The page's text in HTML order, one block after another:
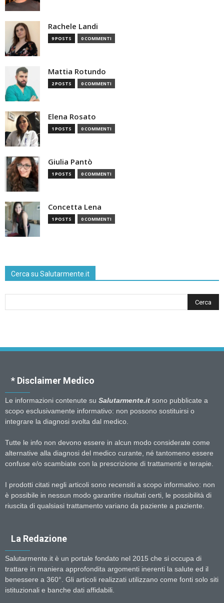
Rachele Landi
9 POSTS 0 COMMENTI
Mattia Rotundo
2 POSTS 0 COMMENTI
Elena Rosato
1 POSTS 0 COMMENTI
Giulia Pantò
1 POSTS 0 COMMENTI
Concetta Lena
1 POSTS 0 COMMENTI
Cerca su Salutarmente.it
* Disclaimer Medico
Le informazioni contenute su Salutarmente.it sono pubblicate a
scopo esclusivamente informativo: non possono sostituirsi o
integrare la diagnosi svolta dal medico.
Tutte le info non devono essere in alcun modo considerate come
alternative alla diagnosi del medico curante, né tantomeno essere
confuse e/o scambiate con la prescrizione di trattamenti e terapie.
I prodotti citati negli articoli sono recensiti a scopo informativo: non
è possibile in nessun modo garantire risultati certi, le possibilità di
riuscita di qualsiasi trattamento variano da paziente a paziente.
La Redazione
Salutarmente.it è un portale fondato nel 2015 che si occupa di
trattare in maniera approfondita argomenti inerenti la salute ed il
benessere a 360°. Gli articoli realizzati utilizzano come fonti solo siti
istituzionali e banche dati affidabili.